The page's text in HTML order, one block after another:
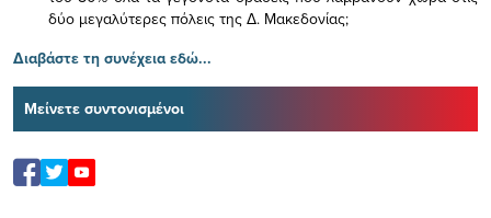
δύο μεγαλύτερες πόλεις της Δ. Μακεδονίας;
Διαβάστε τη συνέχεια εδώ...
Μείνετε συντονισμένοι